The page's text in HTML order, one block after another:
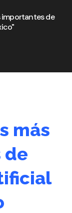
importantes de
más
de